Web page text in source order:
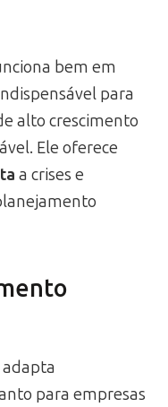
bem em
para
alto crescimento
Ele oferece
a crises e
para empresas